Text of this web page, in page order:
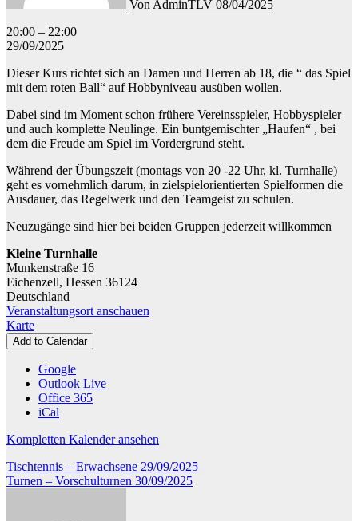
Von AdminTLV 08/04/2025
Basketball
-
20:00 – 22:00
29/09/2025
Dieser Kurs richtet sich an Damen und Herren ab 18, die “ das Spiel
mit dem roten Ball“ auf Hobbyniveau ausüben wollen.
Dabei sind im Moment schon frühere Vereinsspieler, Hobbyspieler
und auch komplette Neulinge. Ein buntgemischter „Haufen“ , bei
dem die Freude am Spiel im Vordergrund steht.
Während der Übungszeit (montags von 20 -22 Uhr, kl. Turnhalle)
geht es vornehmlich darum, in zielspielorientierten Spielformen die
Ausdauer, das Regelwerk und den Teamgeist zu schulen.
Neuzugänge sind hier bei beiden Gruppen jederzeit willkommen
Kleine Turnhalle
Munkenstraße 16
Eichenzell, Hessen 36124
Deutschland
Veranstaltungsort anschauen
KarteKleine
Turnhalle
Add to Calendar
Google
Outlook Live
Office 365
iCal
Kompletten Kalender ansehen
Beitragsnavigation
Tischtennis – Erwachsene 29/09/2025
Turnen – Vorschulturnen 30/09/2025